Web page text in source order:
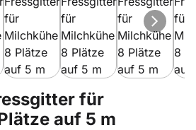
für
auf 5 m